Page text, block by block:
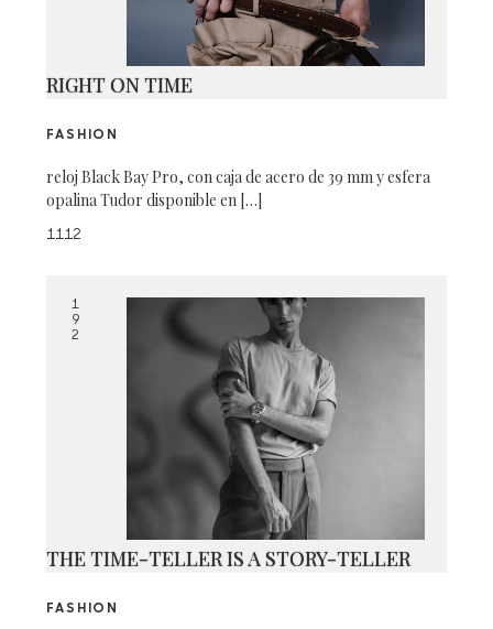
RIGHT ON TIME
FASHION
reloj Black Bay Pro, con caja de acero de 39 mm y esfera
opalina Tudor disponible en […]
1112
1
9
2
THE TIME-TELLER IS A STORY-TELLER
FASHION